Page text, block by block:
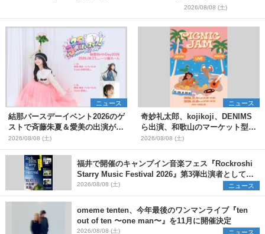
2026/08/08 (土)
ニュース
結那バースデーイベント2026のゲ
ストで斉藤朱夏＆愛美の出演が決
定
2026/08/08 (土)
ニュース
奇妙礼太郎、kojikoji、DENIMS
ら出演、和歌山のマーケット型野
外イベント『PICNIC JAM
2026』早割チケット発売開始
2026/08/08 (土)
福井で開催のキャンプイン音楽フェス『Rockroshi
Starry Music Festival 2026』第3弾出演者として
SCOOBIE DO、かりゆし58、Reiを発表
2026/08/08 (土) ニュース
omeme tenten、今年最後のワンマンライブ『ten
out of ten 〜one man〜』を11月に開催決定
2026/08/08 (土) ニュース